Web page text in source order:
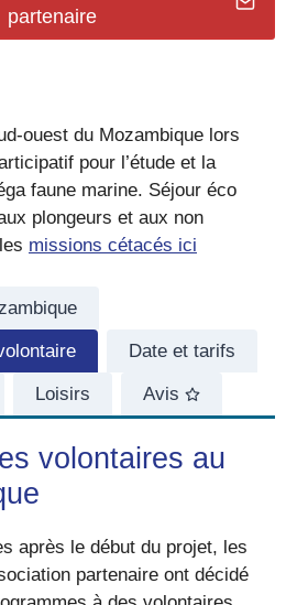
partenaire
ouest du Mozambique lors
pour l’étude et la
faune marine. Séjour éco
plongeurs et aux non
missions cétacés ici
Date et tarifs
Loisirs Avis
volontaires au
après le début du projet, les
partenaire ont décidé